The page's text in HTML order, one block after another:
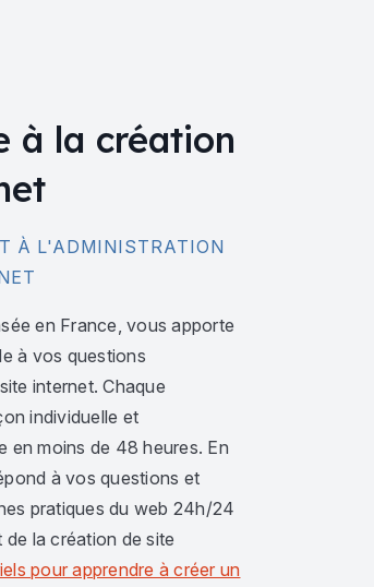
à la création
À L'ADMINISTRATION
en France, vous apporte
à vos questions
internet. Chaque
individuelle et
en moins de 48 heures. En
à vos questions et
pratiques du web 24h/24
la création de site
pour apprendre à créer un